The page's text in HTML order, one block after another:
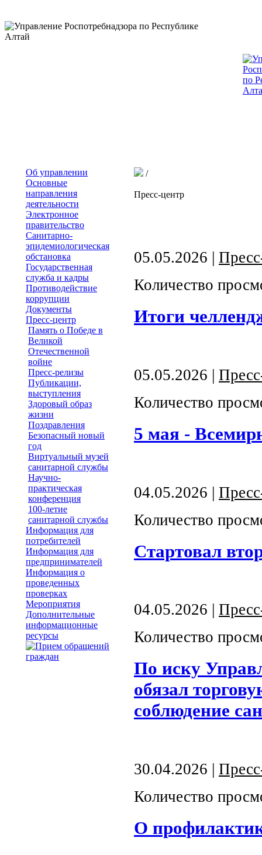
Об управлении
Основные
направления
деятельности
Электронное
правительство
Санитарно-
эпидемиологическая
обстановка
Государственная
служба и кадры
Противодействие
коррупции
Документы
Пресс-центр
Память о Победе в
Великой
Отечественной
войне
Пресс-релизы
Публикации,
выступления
Здоровый образ
жизни
Поздравления
Безопасный новый
год
Виртуальный музей
санитарной службы
Научно-
практическая
конференция
100-летие
санитарной службы
Информация для
потребителей
Информация для
предпринимателей
Информация о
проведенных
проверках
Мероприятия
Дополнительные
информационные
ресурсы
/
Пресс-центр
05.05.2026 |
Количество
Итоги
05.05.2026 |
Количество
5 мая -
04.05.2026 |
Количество
Стартовал
04.05.2026 |
Количество
По иску
обязал
соблюдение
30.04.2026 |
Количество
О